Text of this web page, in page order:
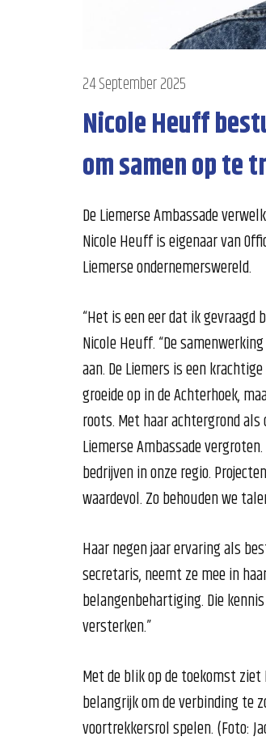
24 September 2025
Nicole Heuff
om samen op te
De Liemerse Ambassade
Nicole Heuff is eigenaar van
Liemerse ondernemerswereld.
“Het is een eer dat ik
Nicole Heuff. “De
aan. De Liemers is een
groeide op in de Achterhoek,
roots. Met haar achtergrond
Liemerse Ambassade
bedrijven in onze regio.
waardevol. Zo behouden we
Haar negen jaar ervaring als
secretaris, neemt ze mee in
belangenbehartiging. Die
versterken.”
Met de blik op de toekomst
belangrijk om de verbinding te
voortrekkersrol spelen. (Foto: